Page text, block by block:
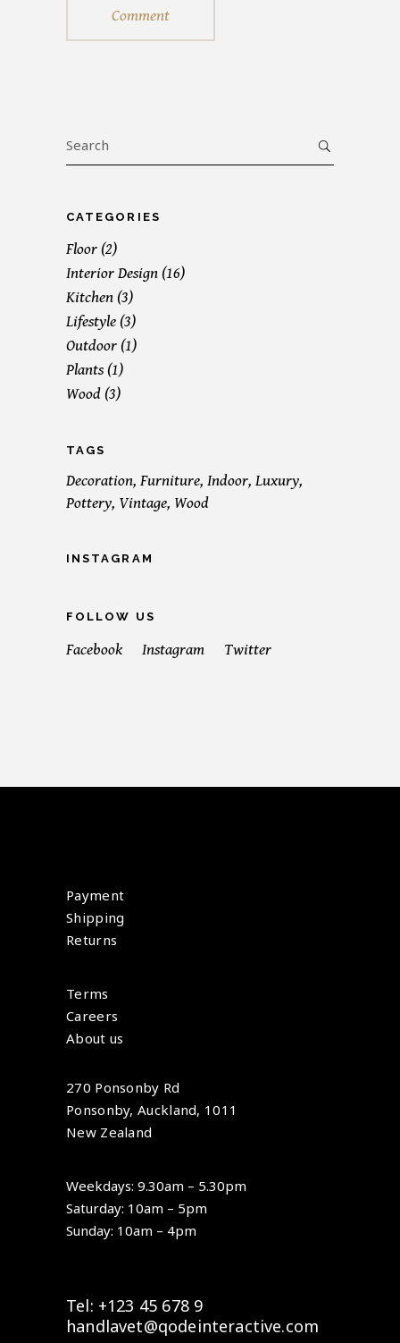
Comment
CATEGORIES
Floor (2)
Interior Design (16)
Kitchen (3)
Lifestyle (3)
Outdoor (1)
Plants (1)
Wood (3)
TAGS
Decoration Furniture Indoor Luxury
Pottery Vintage Wood
INSTAGRAM
FOLLOW US
Facebook Instagram Twitter
Payment
Shipping
Returns
Terms
Careers
About us
270 Ponsonby Rd
Ponsonby, Auckland, 1011
New Zealand
Weekdays: 9.30am – 5.30pm
Saturday: 10am – 5pm
Sunday: 10am – 4pm
Tel: +123 45 678 9
handlavet@qodeinteractive.com